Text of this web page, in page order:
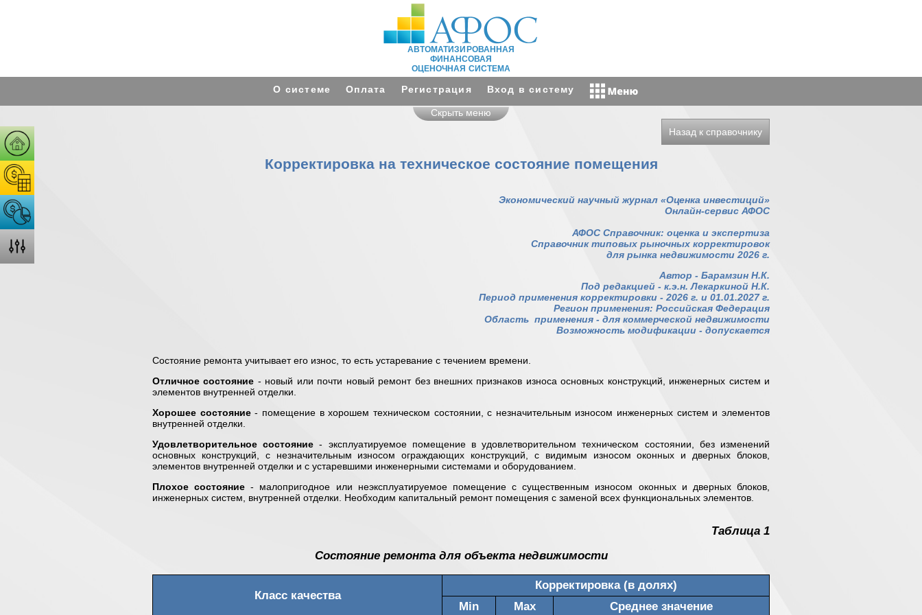
АВТОМАТИЗИРОВАННАЯ
ФИНАНСОВАЯ
ОЦЕНОЧНАЯ СИСТЕМА
О системе Оплата Регистрация Вход в систему
Скрыть меню
Назад к справочнику
Корректировка на техническое состояние помещения
Экономический научный журнал «Оценка инвестиций»
Онлайн-сервис АФОС
АФОС Справочник: оценка и экспертиза
Справочник типовых рыночных корректировок
для рынка недвижимости 2026 г.
Автор - Барамзин Н.К.
Под редакцией - к.э.н. Лекаркиной Н.К.
Период применения корректировки - 2026 г. и 01.01.2027 г.
Регион применения: Российская Федерация
Область применения - для коммерческой недвижимости
Возможность модификации - допускается
Состояние ремонта учитывает его износ, то есть устаревание с течением времени.
Отличное состояние - новый или почти новый ремонт без внешних признаков износа основных конструкций, инженерных систем и
элементов внутренней отделки.
Хорошее состояние- помещение в хорошем техническом состоянии, с незначительным износом инженерных систем и элементов
внутренней отделки.
Удовлетворительное состояние - эксплуатируемое помещение в удовлетворительном техническом состоянии, без изменений
основных конструкций, с незначительным износом ограждающих конструкций, с видимым износом оконных и дверных блоков,
элементов внутренней отделки и с устаревшими инженерными системами и оборудованием.
Плохое состояние - малопригодное или неэксплуатируемое помещение с существенным износом оконных и дверных блоков,
инженерных систем, внутренней отделки. Необходим капитальный ремонт помещения с заменой всех функциональных элементов.
Таблица 1
Состояние ремонта для объекта недвижимости
Класс качества
Корректировка (в долях)
Min
Max Среднее значение